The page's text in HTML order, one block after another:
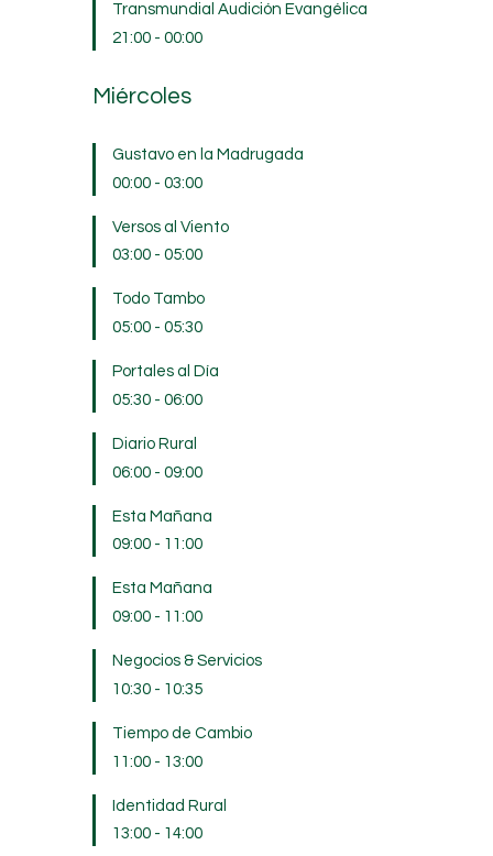
Transmundial Audición Evangélica
21:00 - 00:00
Miércoles
Gustavo en la Madrugada
00:00 - 03:00
Versos al Viento
03:00 - 05:00
Todo Tambo
05:00 - 05:30
Portales al Día
05:30 - 06:00
Diario Rural
06:00 - 09:00
Esta Mañana
09:00 - 11:00
Esta Mañana
09:00 - 11:00
Negocios & Servicios
10:30 - 10:35
Tiempo de Cambio
11:00 - 13:00
Identidad Rural
13:00 - 14:00